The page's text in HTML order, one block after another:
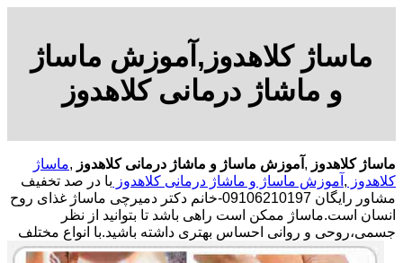
ماساژ کلاهدوز,آموزش ماساژ
و ماشاژ درمانی کلاهدوز
ماساژ کلاهدوز , آموزش ماساژ و ماشاژ درمانی کلاهدوز ,ماساژ
کلاهدوز , آموزش ماساژ و ماشاژ درمانی کلاهدوز با در صد تخفیف
مشاور رایگان 09106210197-خانم دکتر دمیرچی ماساژ غذای روح
انسان است.ماساژ ممکن است راهی باشد تا بتوانید از نظر
جسمی،روحی و روانی احساس بهتری داشته باشید.با انواع مختلف